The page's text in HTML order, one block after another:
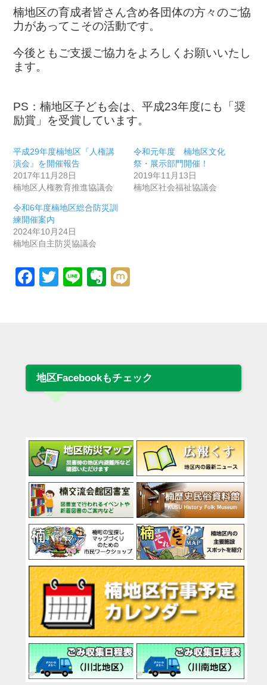
楠地区の育成者皆さん含め各団体の方々のご協
力があってこその活動です。
今後ともご支援ご協力をよろしくお願いいたし
ます。
PS：楠地区子ども会は、平成23年度にも「奨
励賞」を受賞しています。
平成29年度楠地区『人権講
演会』を開催報告
2017年11月28日
楠地区人権教育推進協議会
令和元年度 楠地区文化
祭・展示部門開催！
2019年11月13日
楠地区社会福祉協議会
令和6年度楠地区総合防災訓
練開催案内
2024年10月24日
楠地区自主防災協議会
Facebook
Twitter
LineEvernote
地区Facebookもチェック